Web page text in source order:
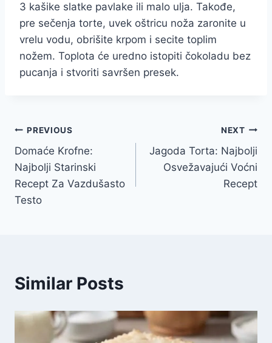
3 kašike slatke pavlake ili malo ulja. Takođe,
pre sečenja torte, uvek oštricu noža zaronite u
vrelu vodu, obrišite krpom i secite toplim
nožem. Toplota će uredno istopiti čokoladu bez
pucanja i stvoriti savršen presek.
Post
navigation
PREVIOUS
Domaće Krofne:
Najbolji Starinski
Recept Za Vazdušasto
Testo
NEXT
Jagoda Torta: Najbolji
Osvežavajući Voćni
Recept
Similar Posts